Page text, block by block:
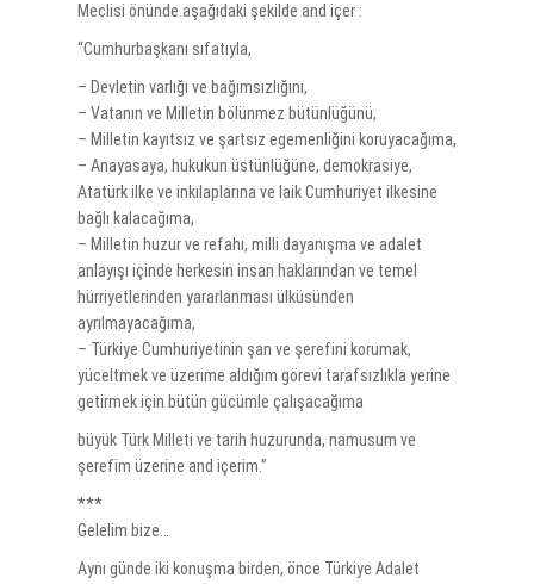
Meclisi önünde aşağıdaki şekilde and içer :
“Cumhurbaşkanı sıfatıyla,
– Devletin varlığı ve bağımsızlığını,
– Vatanın ve Milletin bölünmez bütünlüğünü,
– Milletin kayıtsız ve şartsız egemenliğini koruyacağıma,
– Anayasaya, hukukun üstünlüğüne, demokrasiye,
Atatürk ilke ve inkılaplarına ve laik Cumhuriyet ilkesine
bağlı kalacağıma,
– Milletin huzur ve refahı, milli dayanışma ve adalet
anlayışı içinde herkesin insan haklarından ve temel
hürriyetlerinden yararlanması ülküsünden
ayrılmayacağıma,
– Türkiye Cumhuriyetinin şan ve şerefini korumak,
yüceltmek ve üzerime aldığım görevi tarafsızlıkla yerine
getirmek için bütün gücümle çalışacağıma
büyük Türk Milleti ve tarih huzurunda, namusum ve
şerefim üzerine and içerim.”
***
Gelelim bize…
Aynı günde iki konuşma birden, önce Türkiye Adalet